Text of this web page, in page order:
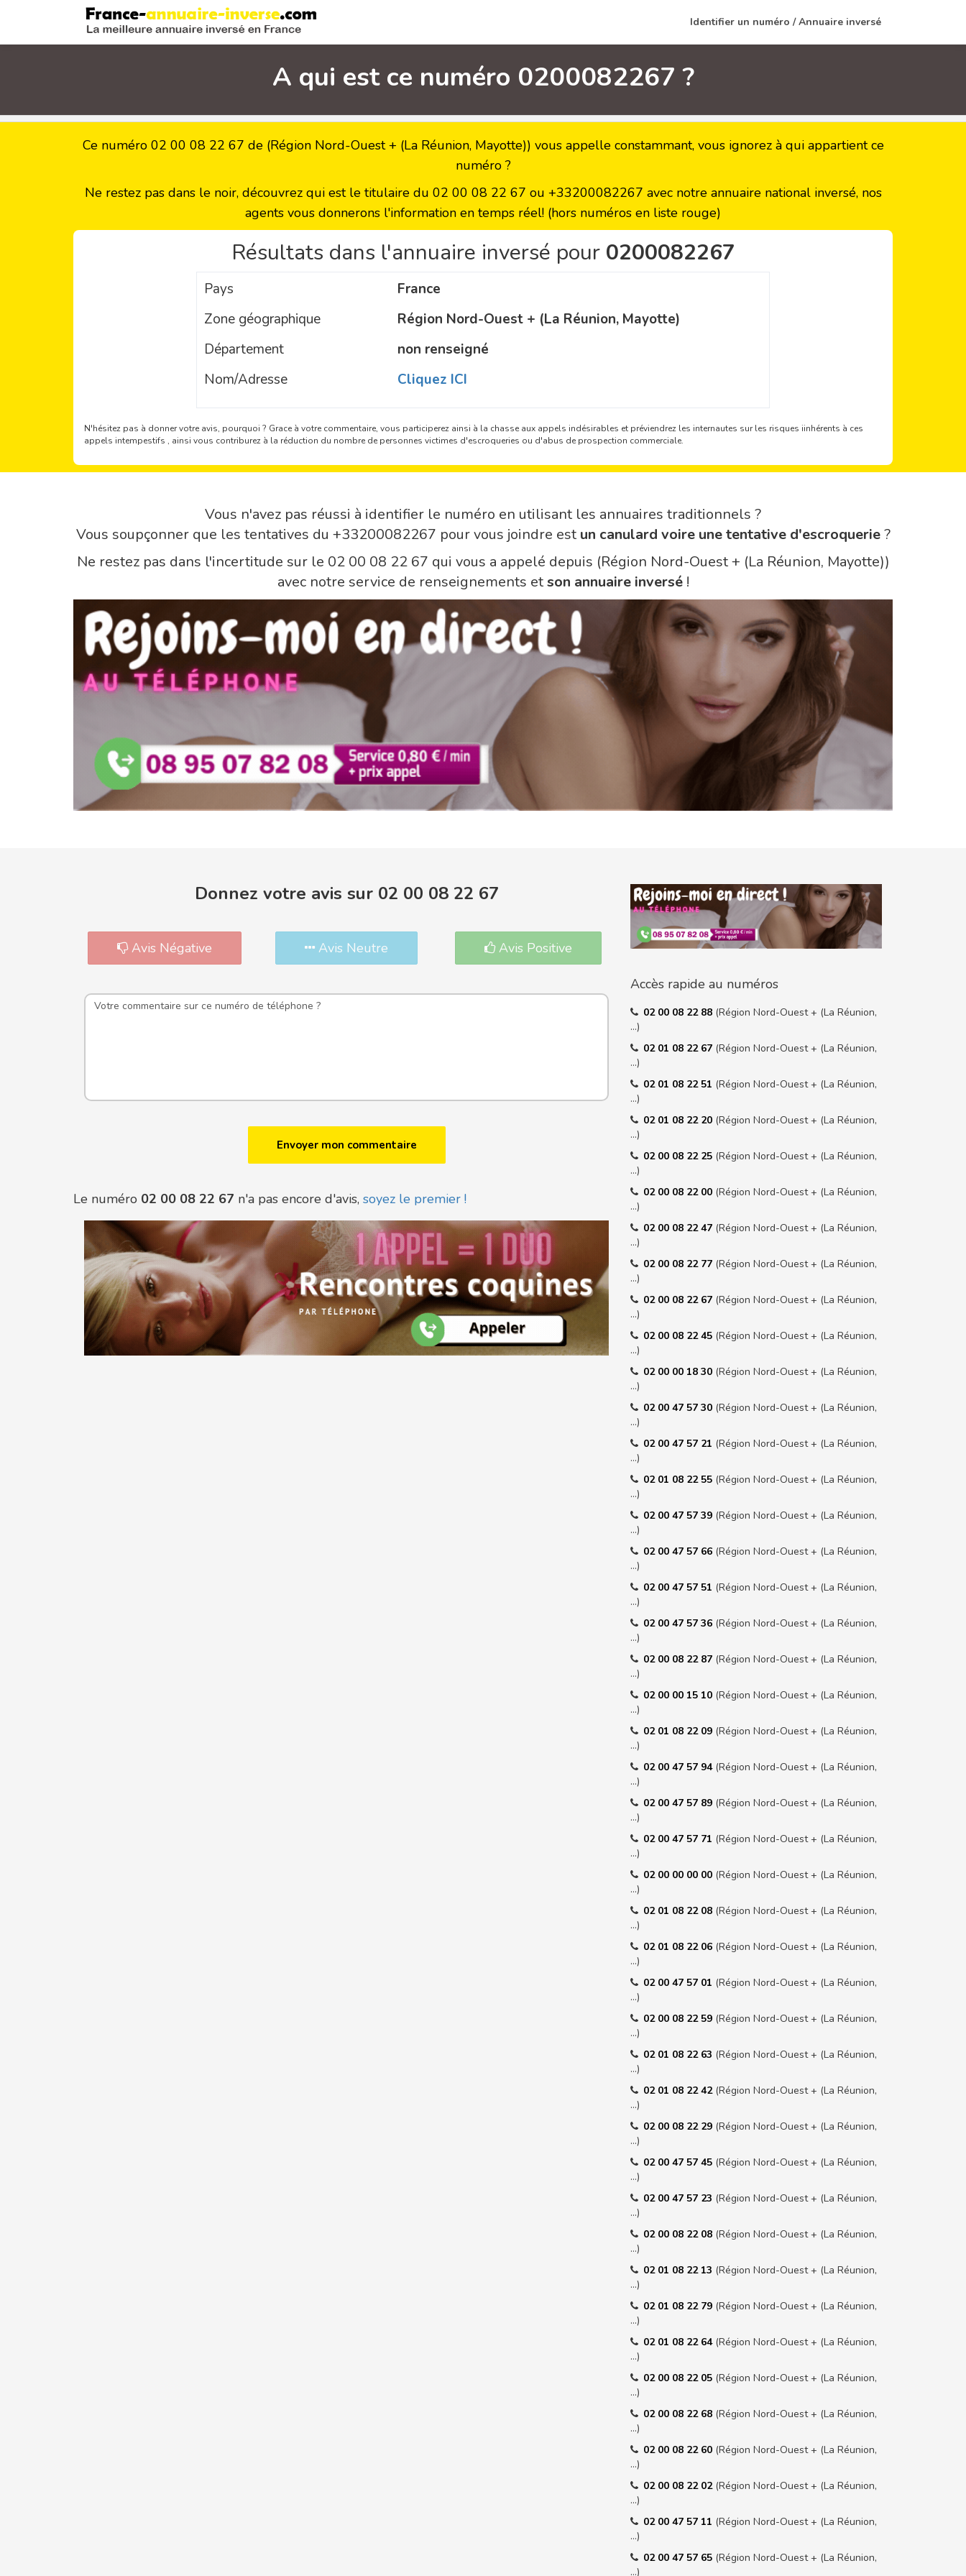
Identifier un numéro / Annuaire inversé
A qui est ce numéro 0200082267 ?
Ce numéro 02 00 08 22 67 de (Région Nord-Ouest + (La Réunion, Mayotte)) vous appelle constammant, vous ignorez à qui appartient ce
numéro ?
Ne restez pas dans le noir, découvrez qui est le titulaire du 02 00 08 22 67 ou +33200082267 avec notre annuaire national inversé, nos
agents vous donnerons l'information en temps réel! (hors numéros en liste rouge)
Résultats dans l'annuaire inversé pour 0200082267
Pays
France
Zone géographique
Région Nord-Ouest + (La Réunion, Mayotte)
Département
non renseigné
Nom/Adresse
Cliquez ICI
N'hésitez pas à donner votre avis, pourquoi ? Grace à votre commentaire, vous participerez ainsi à la chasse aux appels indésirables et préviendrez les internautes sur les risques iinhérents à ces
appels intempestifs , ainsi vous contriburez à la réduction du nombre de personnes victimes d'escroqueries ou d'abus de prospection commerciale.
Vous n'avez pas réussi à identifier le numéro en utilisant les annuaires traditionnels ?
Vous soupçonner que les tentatives du +33200082267 pour vous joindre est un canulard voire une tentative d'escroquerie?
Ne restez pas dans l'incertitude sur le 02 00 08 22 67 qui vous a appelé depuis (Région Nord-Ouest + (La Réunion, Mayotte))
avec notre service de renseignements etson annuaire inversé!
Donnez votre avis sur 02 00 08 22 67
Avis Négative Avis Neutre Avis Positive
Le numéro 02 00 08 22 67 n'a pas encore d'avis, soyez le premier !
Accès rapide au numéros
02 00 08 22 88 (Région Nord-Ouest + (La Réunion,
…)
02 01 08 22 67 (Région Nord-Ouest + (La Réunion,
…)
02 01 08 22 51 (Région Nord-Ouest + (La Réunion,
…)
02 01 08 22 20 (Région Nord-Ouest + (La Réunion,
…)
02 00 08 22 25 (Région Nord-Ouest + (La Réunion,
…)
02 00 08 22 00 (Région Nord-Ouest + (La Réunion,
…)
02 00 08 22 47 (Région Nord-Ouest + (La Réunion,
…)
02 00 08 22 77 (Région Nord-Ouest + (La Réunion,
…)
02 00 08 22 67 (Région Nord-Ouest + (La Réunion,
…)
02 00 08 22 45 (Région Nord-Ouest + (La Réunion,
…)
02 00 00 18 30 (Région Nord-Ouest + (La Réunion,
…)
02 00 47 57 30 (Région Nord-Ouest + (La Réunion,
…)
02 00 47 57 21 (Région Nord-Ouest + (La Réunion,
…)
02 01 08 22 55 (Région Nord-Ouest + (La Réunion,
…)
02 00 47 57 39 (Région Nord-Ouest + (La Réunion,
…)
02 00 47 57 66 (Région Nord-Ouest + (La Réunion,
…)
02 00 47 57 51 (Région Nord-Ouest + (La Réunion,
…)
02 00 47 57 36 (Région Nord-Ouest + (La Réunion,
…)
02 00 08 22 87 (Région Nord-Ouest + (La Réunion,
…)
02 00 00 15 10 (Région Nord-Ouest + (La Réunion,
…)
02 01 08 22 09 (Région Nord-Ouest + (La Réunion,
…)
02 00 47 57 94 (Région Nord-Ouest + (La Réunion,
…)
02 00 47 57 89 (Région Nord-Ouest + (La Réunion,
…)
02 00 47 57 71 (Région Nord-Ouest + (La Réunion,
…)
02 00 00 00 00 (Région Nord-Ouest + (La Réunion,
…)
02 01 08 22 08 (Région Nord-Ouest + (La Réunion,
…)
02 01 08 22 06 (Région Nord-Ouest + (La Réunion,
…)
02 00 47 57 01 (Région Nord-Ouest + (La Réunion,
…)
02 00 08 22 59 (Région Nord-Ouest + (La Réunion,
…)
02 01 08 22 63 (Région Nord-Ouest + (La Réunion,
…)
02 01 08 22 42 (Région Nord-Ouest + (La Réunion,
…)
02 00 08 22 29 (Région Nord-Ouest + (La Réunion,
…)
02 00 47 57 45 (Région Nord-Ouest + (La Réunion,
…)
02 00 47 57 23 (Région Nord-Ouest + (La Réunion,
…)
02 00 08 22 08 (Région Nord-Ouest + (La Réunion,
…)
02 01 08 22 13 (Région Nord-Ouest + (La Réunion,
…)
02 01 08 22 79 (Région Nord-Ouest + (La Réunion,
…)
02 01 08 22 64 (Région Nord-Ouest + (La Réunion,
…)
02 00 08 22 05 (Région Nord-Ouest + (La Réunion,
…)
02 00 08 22 68 (Région Nord-Ouest + (La Réunion,
…)
02 00 08 22 60 (Région Nord-Ouest + (La Réunion,
…)
02 00 08 22 02 (Région Nord-Ouest + (La Réunion,
…)
02 00 47 57 11 (Région Nord-Ouest + (La Réunion,
…)
02 00 47 57 65 (Région Nord-Ouest + (La Réunion,
…)